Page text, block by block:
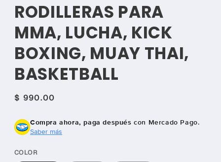
RODILLERAS PARA
MMA, LUCHA, KICK
BOXING, MUAY THAI,
BASKETBALL
Precio
$ 990.00
Compra ahora, paga después con Mercado Pago.
Saber más
COLOR